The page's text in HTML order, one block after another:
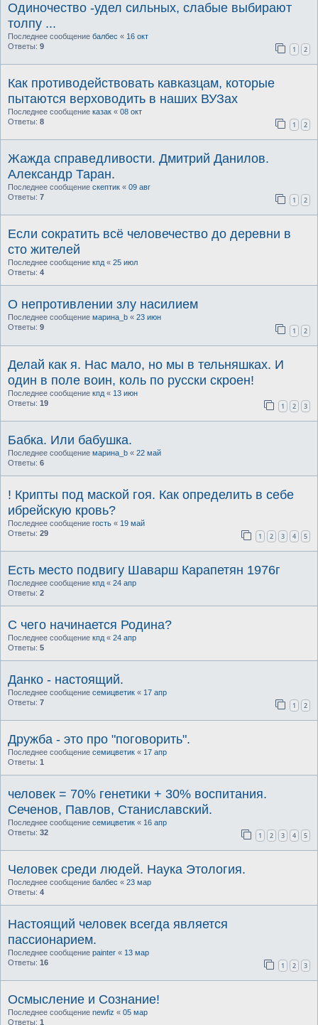
Одиночество -удел сильных, слабые выбирают
толпу ...
Последнее сообщение балбес « 16 окт
Ответы: 9 1 2
Как противодействовать кавказцам, которые
пытаются верховодить в наших ВУЗах
Последнее сообщение казак « 08 окт
Ответы: 8 1 2
Жажда справедливости. Дмитрий Данилов.
Александр Таран.
Последнее сообщение скептик « 09 авг
Ответы: 7 1 2
Если сократить всё человечество до деревни в
сто жителей
Последнее сообщение кпд« 25 июл
Ответы: 4
О непротивлении злу насилием
Последнее сообщение марина_b « 23 июн
Ответы: 9 1 2
Делай как я. Нас мало, но мы в тельняшках. И
один в поле воин, коль по русски скроен!
Последнее сообщение кпд « 13 июн
Ответы: 19 1 2 3
Бабка. Или бабушка.
Последнее сообщение марина_b « 22 май
Ответы: 6
! Крипты под маской гоя. Как определить в себе
ибрейскую кровь?
Последнее сообщение гость « 19 май
Ответы: 29 1 2 3 4 5
Есть место подвигу Шаварш Карапетян 1976г
Последнее сообщение кпд « 24 апр
Ответы: 2
С чего начинается Родина?
Последнее сообщение кпд « 24 апр
Ответы: 5
Данко - настоящий.
Последнее сообщение семицветик « 17 апр
Ответы: 7 1 2
Дружба - это про "поговорить".
Последнее сообщение семицветик « 17 апр
Ответы: 1
человек = 70% генетики + 30% воспитания.
Сеченов, Павлов, Станиславский.
Последнее сообщение семицветик « 16 апр
Ответы: 32 1 2 3 4 5
Человек среди людей. Наука Этология.
Последнее сообщение балбес « 23 мар
Ответы: 4
Настоящий человек всегда является
пассионарием.
Последнее сообщение painter « 13 мар
Ответы: 16 1 2 3
Осмысление и Сознание!
Последнее сообщение newfiz « 05 мар
Ответы: 1